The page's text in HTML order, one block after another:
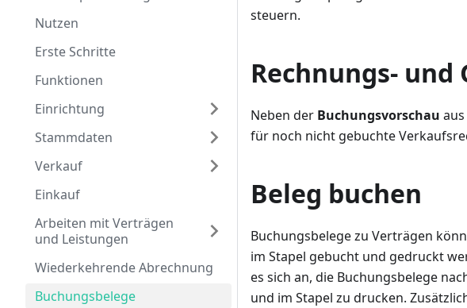
Nutzen
Erste Schritte
Funktionen
Einrichtung
Stammdaten
Verkauf
Einkauf
Arbeiten mit Verträgen
und Leistungen
Wiederkehrende Abrechnung
Buchungsbelege
steuern.
Rechnungs-
Neben der Buchungsvorschau
für noch nicht gebuchte
Beleg buchen
Buchungsbelege zu Verträgen
im Stapel gebucht und gedruckt
es sich an, die Buchungsbelege
und im Stapel zu drucken.